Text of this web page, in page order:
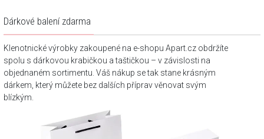
Dárkové balení zdarma
Klenotnické výrobky zakoupené na e-shopu Apart.cz obdržíte
spolu s dárkovou krabičkou a taštičkou – v závislosti na
objednaném sortimentu. Váš nákup se tak stane krásným
dárkem, který můžete bez dalších příprav věnovat svým
blízkým.